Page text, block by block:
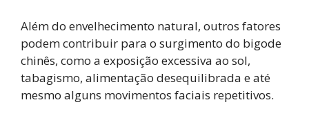
Além do envelhecimento natural, outros fatores
podem contribuir para o surgimento do bigode
chinês, como a exposição excessiva ao sol,
tabagismo, alimentação desequilibrada e até
mesmo alguns movimentos faciais repetitivos.